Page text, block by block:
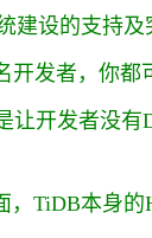
建设的支持
开发者，你都
让开发者没
，TiDB本身